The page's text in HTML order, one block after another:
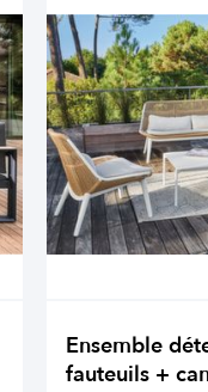
Ensemble
fauteuils +